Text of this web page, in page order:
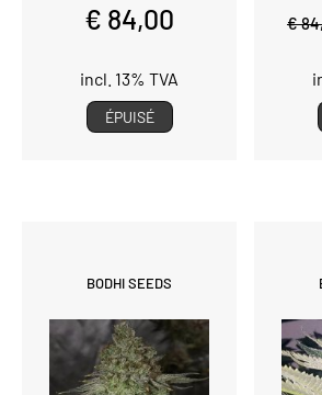
€ 84,00
incl. 13% TVA
ÉPUISÉ
€
BODHI SEEDS